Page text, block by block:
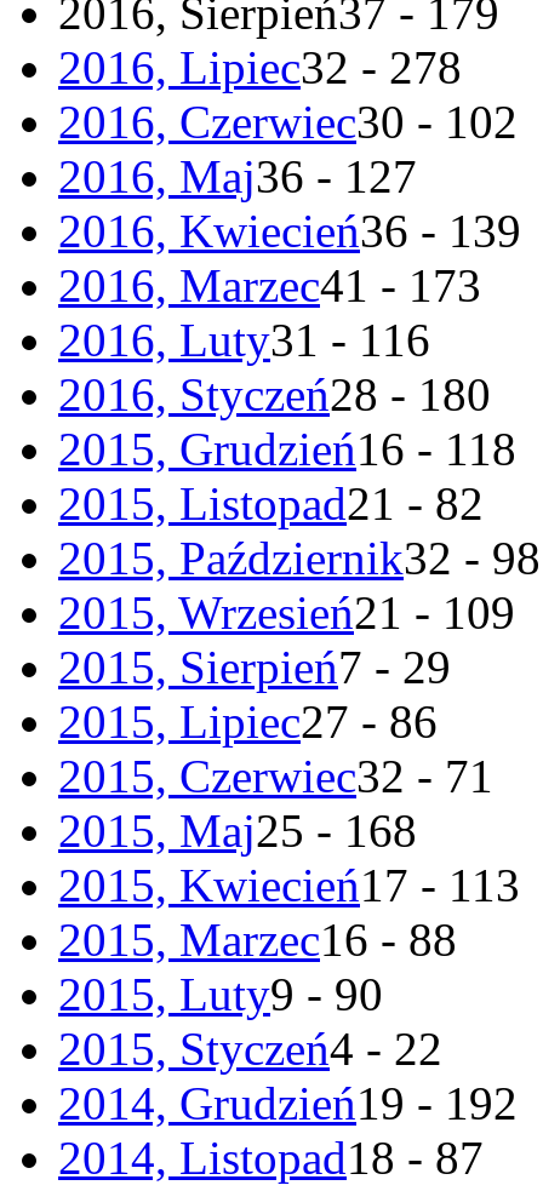
2016, Sierpień37 - 179
2016, Lipiec32 - 278
2016, Czerwiec30 - 102
2016, Maj36 - 127
2016, Kwiecień36 - 139
2016, Marzec41 - 173
2016, Luty31 - 116
2016, Styczeń28 - 180
2015, Grudzień16 - 118
2015, Listopad21 - 82
2015, Październik32 - 98
2015, Wrzesień21 - 109
2015, Sierpień7 - 29
2015, Lipiec27 - 86
2015, Czerwiec32 - 71
2015, Maj25 - 168
2015, Kwiecień17 - 113
2015, Marzec16 - 88
2015, Luty9 - 90
2015, Styczeń4 - 22
2014, Grudzień19 - 192
2014, Listopad18 - 87